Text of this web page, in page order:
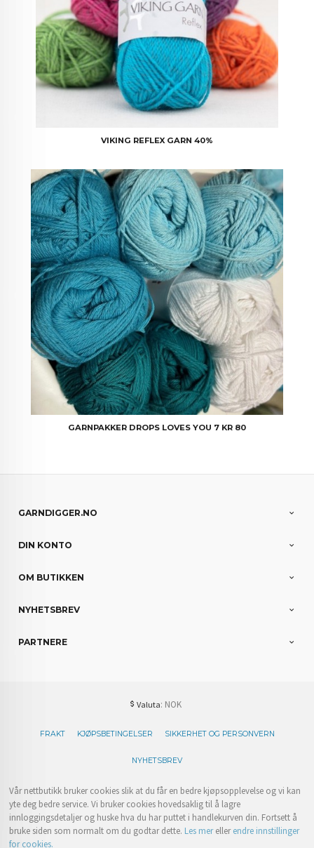
VIKING REFLEX GARN 40%
GARNPAKKER DROPS LOVES YOU 7 KR 80
GARNDIGGER.NO
DIN KONTO
OM BUTIKKEN
NYHETSBREV
PARTNERE
Valuta: NOK
FRAKT KJØPSBETINGELSER SIKKERHET OG PERSONVERN
NYHETSBREV
Vår nettbutikk bruker cookies slik at du får en bedre kjøpsopplevelse og vi kan
yte deg bedre service. Vi bruker cookies hovedsaklig til å lagre
innloggingsdetaljer og huske hva du har puttet i handlekurven din. Fortsett å
bruke siden som normalt om du godtar dette. Les merellerendre innstillinger
for cookies.